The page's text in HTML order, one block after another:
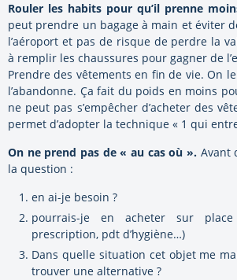
Rouler les habits pour qu’il prenne
peut prendre un bagage à main et éviter
l’aéroport et pas de risque de perdre la
à remplir les chaussures pour gagner de
Prendre des vêtements en fin de vie. On
l’abandonne. Ça fait du poids en moins
ne peut pas s’empêcher d’acheter des
permet d’adopter la technique « 1 qui
On ne prend pas de « au cas où ». Avant
la question :
en ai-je besoin ?
pourrais-je en acheter sur
prescription, pdt d’hygiène…)
Dans quelle situation cet objet me
trouver une alternative ?